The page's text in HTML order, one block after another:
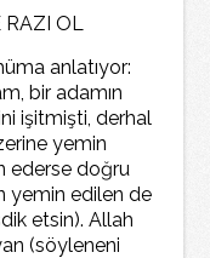
RAZI OL
anlatıyor:
bir adamın
işitmişti, derhal
yemin
ederse doğru
yemin edilen de
etsin). Allah
(söyleneni